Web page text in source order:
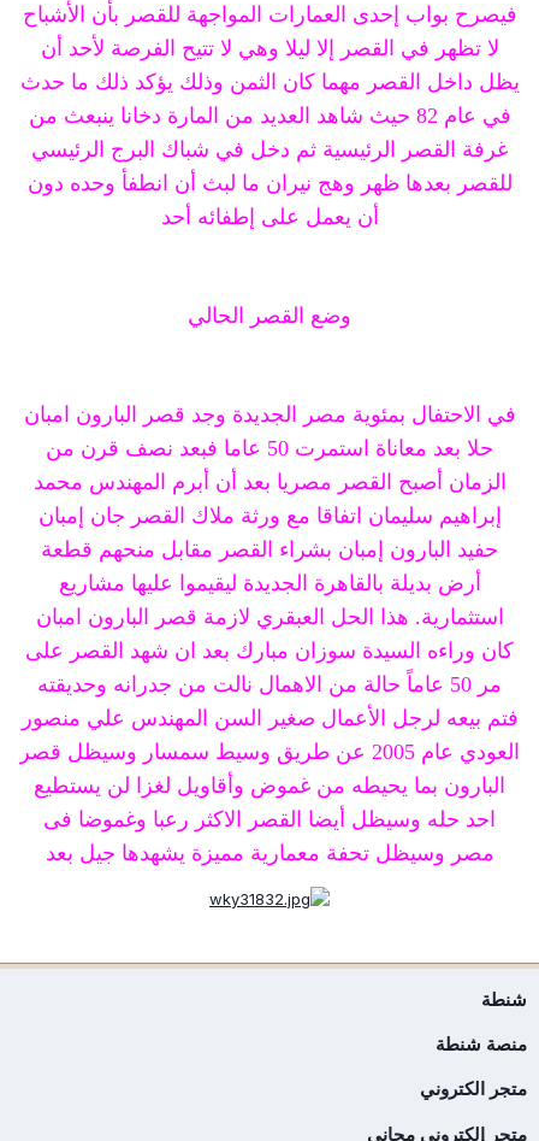
فيصرح بواب إحدى العمارات المواجهة للقصر بأن الأشباح
لا تظهر في القصر إلا ليلا وهي لا تتيح الفرصة لأحد أن
يظل داخل القصر مهما كان الثمن وذلك يؤكد ذلك ما حدث
في عام 82 حيث شاهد العديد من المارة دخانا ينبعث من
غرفة القصر الرئيسية ثم دخل في شباك البرج الرئيسي
للقصر بعدها ظهر وهج نيران ما لبث أن انطفأ وحده دون
أن يعمل على إطفائه أحد
وضع القصر الحالي
في الاحتفال بمئوية مصر الجديدة وجد قصر البارون امبان
حلا بعد معاناة استمرت 50 عاما فبعد نصف قرن من
الزمان أصبح القصر مصريا بعد أن أبرم المهندس محمد
إبراهيم سليمان اتفاقا مع ورثة ملاك القصر جان إمبان
حفيد البارون إمبان بشراء القصر مقابل منحهم قطعة
أرض بديلة بالقاهرة الجديدة ليقيموا عليها مشاريع
استثمارية. هذا الحل العبقري لازمة قصر البارون امبان
كان وراءه السيدة سوزان مبارك بعد ان شهد القصر على
مر 50 عاماً حالة من الاهمال نالت من جدرانه وحديقته
فتم بيعه لرجل الأعمال صغير السن المهندس علي منصور
العودي عام 2005 عن طريق وسيط سمسار وسيظل قصر
البارون بما يحيطه من غموض وأقاويل لغزا لن يستطيع
احد حله وسيظل أيضا القصر الاكثر رعبا وغموضا فى
مصر وسيظل تحفة معمارية مميزة يشهدها جيل بعد
شنطة
منصة شنطة
متجر الكتروني
متجر إلكتروني مجاني